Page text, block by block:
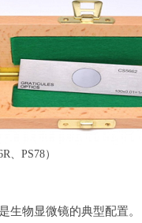
、PS78）
生物显微镜的典型配置。